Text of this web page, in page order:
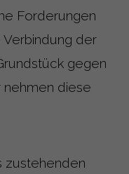
Forderungen
Verbindung der
gegen
nehmen diese
zustehenden